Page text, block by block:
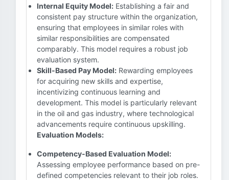
Internal Equity Model: Establishing a fair and
consistent pay structure within the organization,
ensuring that employees in similar roles with
similar responsibilities are compensated
comparably. This model requires a robust job
evaluation system.
Skill-Based Pay Model: Rewarding employees
for acquiring new skills and expertise,
incentivizing continuous learning and
development. This model is particularly relevant
in the oil and gas industry, where technological
advancements require continuous upskilling.
Evaluation Models:
Competency-Based Evaluation Model:
Assessing employee performance based on pre-
defined competencies relevant to their job roles.